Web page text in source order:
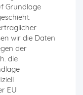
Grundlage
wir die Daten
der
die
EU